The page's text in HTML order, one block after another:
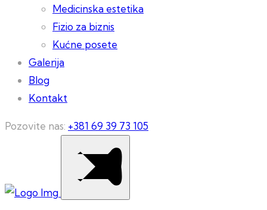
Medicinska estetika
Fizio za biznis
Kućne posete
Galerija
Blog
Kontakt
Pozovite nas: +381 69 39 73 105